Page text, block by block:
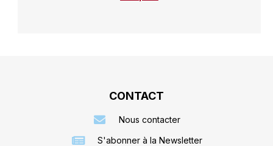
CONTACT
Nous contacter
S'abonner à la Newsletter